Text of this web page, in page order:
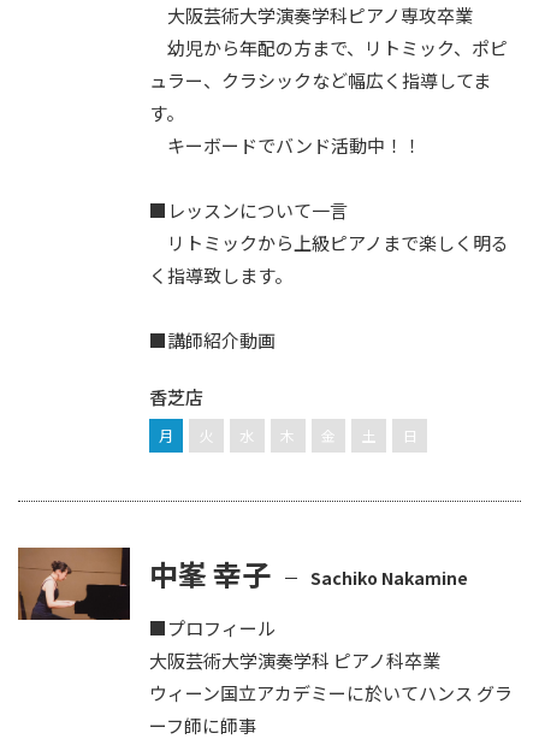
大阪芸術大学演奏学科ピアノ専攻卒業
幼児から年配の方まで、リトミック、ポピ
ュラー、クラシックなど幅広く指導してま
す。
キーボードでバンド活動中！！
■レッスンについて一言
リトミックから上級ピアノまで楽しく明る
く指導致します。
■講師紹介動画
香芝店
月 火 水 木 金 土 日
中峯 幸子 Sachiko Nakamine
■プロフィール
大阪芸術大学演奏学科 ピアノ科卒業
ウィーン国立アカデミーに於いてハンス グラ
ーフ師に師事